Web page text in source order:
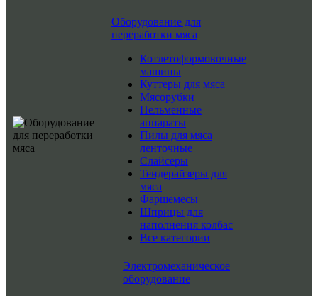
Оборудование для
переработки мяса
Котлетоформовочные
машины
Куттеры для мяса
Мясорубки
Пельменные
аппараты
Пилы для мяса
ленточные
Слайсеры
Тендерайзеры для
мяса
Фаршемесы
Шприцы для
наполнения колбас
Все категории
Электромеханическое
оборудование